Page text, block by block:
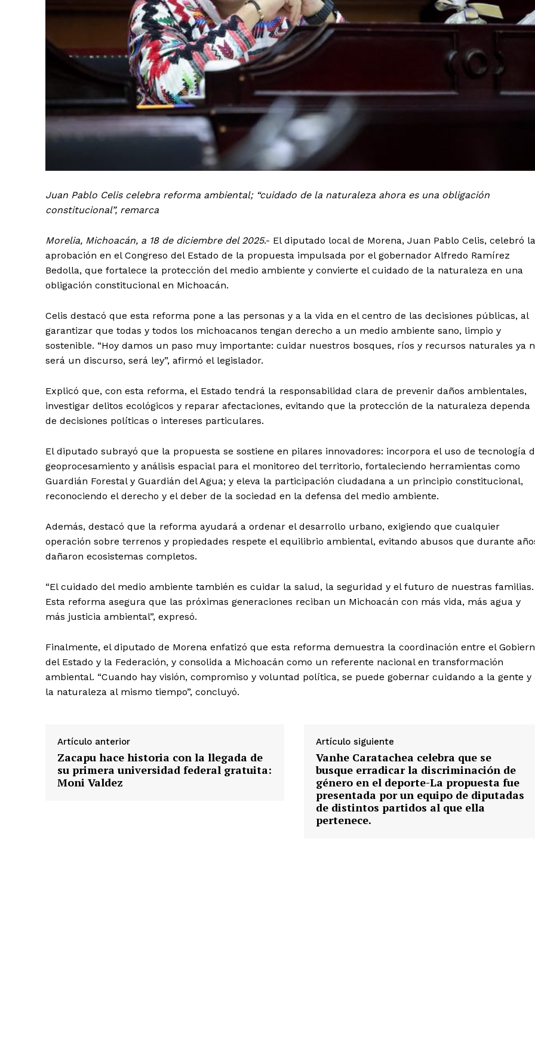
Juan Pablo Celis celebra reforma ambiental; “cuidado de la naturaleza ahora es una obligación
constitucional”, remarca
Morelia, Michoacán, a 18 de diciembre del 2025.- El diputado local de Morena, Juan Pablo Celis, celebró la
aprobación en el Congreso del Estado de la propuesta impulsada por el gobernador Alfredo Ramírez
Bedolla, que fortalece la protección del medio ambiente y convierte el cuidado de la naturaleza en una
obligación constitucional en Michoacán.
Celis destacó que esta reforma pone a las personas y a la vida en el centro de las decisiones públicas, al
garantizar que todas y todos los michoacanos tengan derecho a un medio ambiente sano, limpio y
sostenible. “Hoy damos un paso muy importante: cuidar nuestros bosques, ríos y recursos naturales ya
será un discurso, será ley”, afirmó el legislador.
Explicó que, con esta reforma, el Estado tendrá la responsabilidad clara de prevenir daños ambientales,
investigar delitos ecológicos y reparar afectaciones, evitando que la protección de la naturaleza dependa
de decisiones políticas o intereses particulares.
El diputado subrayó que la propuesta se sostiene en pilares innovadores: incorpora el uso de tecnología
geoprocesamiento y análisis espacial para el monitoreo del territorio, fortaleciendo herramientas como
Guardián Forestal y Guardián del Agua; y eleva la participación ciudadana a un principio constitucional,
reconociendo el derecho y el deber de la sociedad en la defensa del medio ambiente.
Además, destacó que la reforma ayudará a ordenar el desarrollo urbano, exigiendo que cualquier
operación sobre terrenos y propiedades respete el equilibrio ambiental, evitando abusos que durante
dañaron ecosistemas completos.
“El cuidado del medio ambiente también es cuidar la salud, la seguridad y el futuro de nuestras familias.
Esta reforma asegura que las próximas generaciones reciban un Michoacán con más vida, más agua y
más justicia ambiental”, expresó.
Finalmente, el diputado de Morena enfatizó que esta reforma demuestra la coordinación entre el
del Estado y la Federación, y consolida a Michoacán como un referente nacional en transformación
ambiental. “Cuando hay visión, compromiso y voluntad política, se puede gobernar cuidando a la gente y
la naturaleza al mismo tiempo”, concluyó.
Artículo anterior
Zacapu hace historia con la llegada de
su primera universidad federal gratuita:
Moni Valdez
Artículo siguiente
Vanhe Caratachea celebra que se
busque erradicar la discriminación de
género en el deporte-La propuesta fue
presentada por un equipo de diputadas
de distintos partidos al que ella
pertenece.